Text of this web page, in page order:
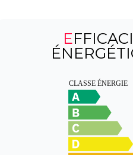
EFFICACITÉ